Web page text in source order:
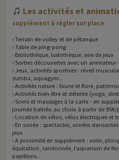
♫ Les activités et
supplément à régler sur place
› Terrain de volley et de pétanque
› Table de ping-pong
› Bibliothèque, ludothèque, aire de jeux
› Sorties découvertes avec un
› Jeux, activités sportives : réveil
zumba, aquagym...
› Activités nature : faune et flore,
› Activités bien-être et détente (yoga,
› Soins et massages à la carte - en
journée balnéo au choix à partir de 95€/
› Location de vélos, vélos électriques et
› En soirée : spectacles, soirées
jeux
› A proximité en supplément : voile,
équitation, randonnée, l’aquarium de
papillons…